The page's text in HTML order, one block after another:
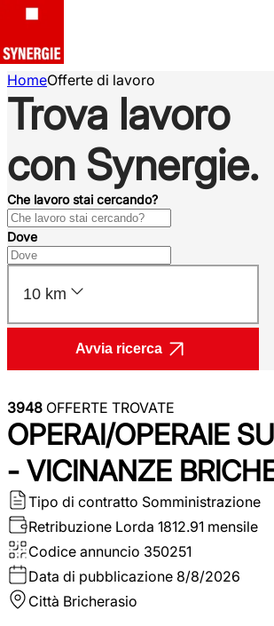
HomeOfferte di lavoro
Trova lavoro
con Synergie.
Che lavoro stai cercando?
Dove
10 km
Avvia ricerca
3948 OFFERTE TROVATE
OPERAI/OPERAIE
- VICINANZE
Tipo di contratto Somministrazione
Retribuzione Lorda 1812.91 mensile
Codice annuncio 350251
Data di pubblicazione 8/8/2026
Città Bricherasio